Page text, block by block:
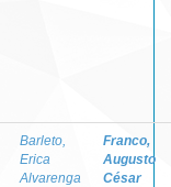
Barleto,
Erica
Alvarenga
Franco,
Augusto
César